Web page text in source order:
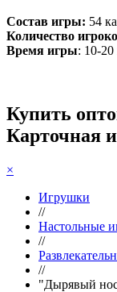
Состав игры: 54
Количество
Время игры: 10-
Купить
Карточная
×
Игрушки
//
Настольные
//
//
"Дырявый